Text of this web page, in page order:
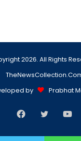
2026. All Rights
by
Prabhat
Facebook
Twitter